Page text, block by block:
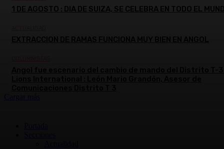
1 DE AGOSTO : DIA DE SUIZA, SE CELEBRA EN TODO EL